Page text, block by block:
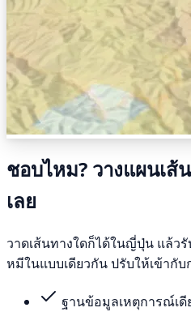
ชอบไหม? วางแผนเส้
เลย
วาดเส้นทางใดก็ได้ในญี่ปุ่น แล้ว
หมีในแบบเดียวกัน ปรับให้เข้ากั
ฐานข้อมูลเหตุการณ์เ